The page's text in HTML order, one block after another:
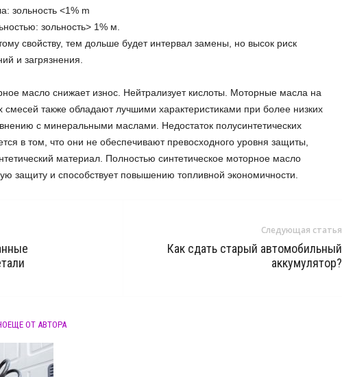
зольность <1% m
зольность> 1% м.
свойству, тем дольше будет интервал замены, но высок риск
и загрязнения.
масло снижает износ. Нейтрализует кислоты. Моторные масла на
смесей также обладают лучшими характеристиками при более низких
с минеральными маслами. Недостаток полусинтетических
в том, что они не обеспечивают превосходного уровня защиты,
материал. Полностью синтетическое моторное масло
защиту и способствует повышению топливной экономичности.
Следующая статья
Как сдать старый автомобильный
аккумулятор?
ЕЩЕ ОТ АВТОРА